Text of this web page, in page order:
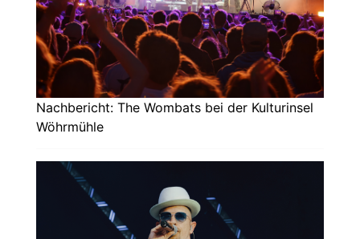
Nachbericht: The Wombats bei der Kulturinsel
Wöhrmühle